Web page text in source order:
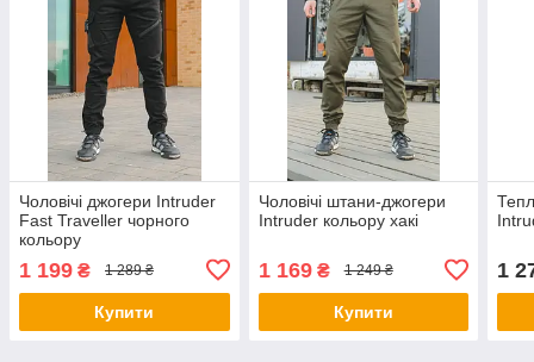
Чоловічі джогери Intruder
Fast Traveller чорного
кольору
1 199 ₴ 1 289 ₴
Купити
Чоловічі штани-джогери
Intruder кольору хакі
1 169₴ 1 249 ₴
Купити
1